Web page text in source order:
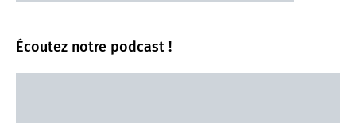
Écoutez notre podcast !